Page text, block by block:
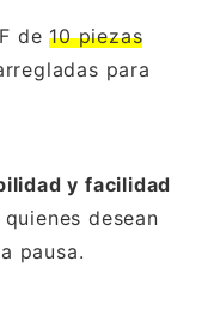
de10 piezas
para
y facilidad
desean
pausa.